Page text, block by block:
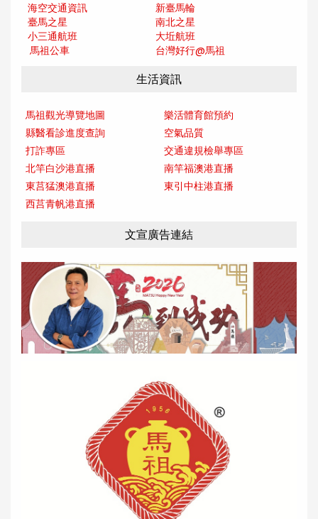
海空交通資訊
新臺馬輪
臺馬之星
南北之星
小三通航班
大坵航班
馬祖公車
台灣好行@馬祖
生活資訊
馬祖觀光導覽地圖
樂活體育館預約
縣醫看診進度查詢
空氣品質
打詐專區
交通違規檢舉專區
北竿白沙港直播
南竿福澳港直播
東莒猛澳港直播
東引中柱港直播
西莒青帆港直播
文宣廣告連結